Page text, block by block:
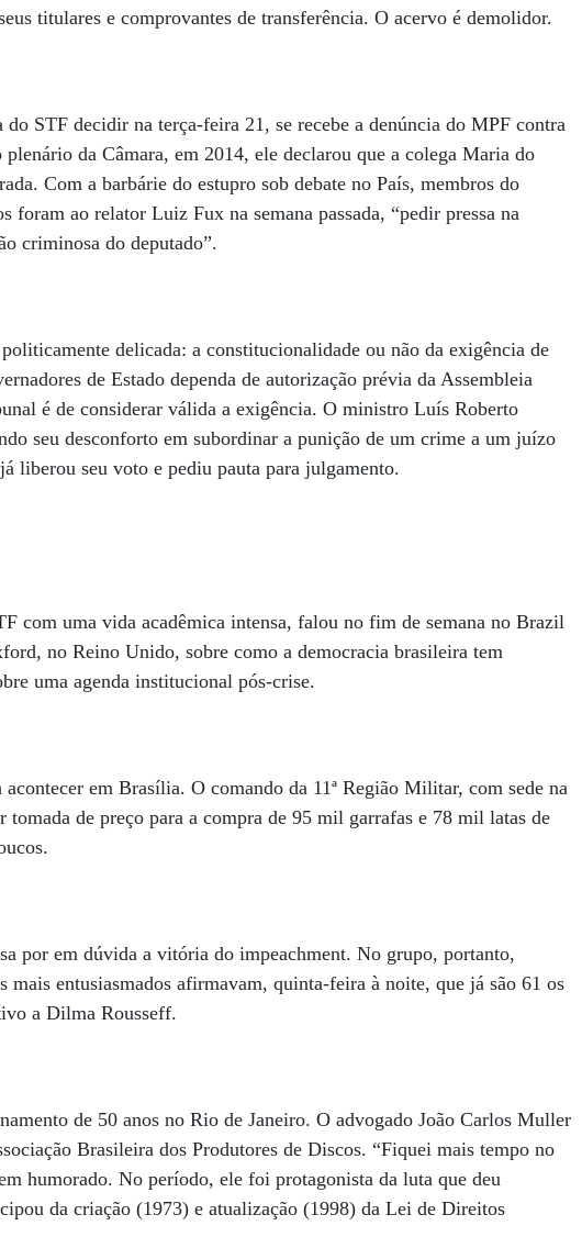
titulares e comprovantes de transferência. O acervo é demolidor.
STF decidir na terça-feira 21, se recebe a denúncia do MPF contra
da Câmara, em 2014, ele declarou que a colega Maria do
Com a barbárie do estupro sob debate no País, membros do
foram ao relator Luiz Fux na semana passada, “pedir pressa na
criminosa do deputado”.
delicada: a constitucionalidade ou não da exigência de
de Estado dependa de autorização prévia da Assembleia
é de considerar válida a exigência. O ministro Luís Roberto
seu desconforto em subordinar a punição de um crime a um juízo
liberou seu voto e pediu pauta para julgamento.
com uma vida acadêmica intensa, falou no fim de semana no Brazil
no Reino Unido, sobre como a democracia brasileira tem
uma agenda institucional pós-crise.
em Brasília. O comando da 11ª Região Militar, com sede na
tomada de preço para a compra de 95 mil garrafas e 78 mil latas de
por em dúvida a vitória do impeachment. No grupo, portanto,
mais entusiasmados afirmavam, quinta-feira à noite, que já são 61 os
a Dilma Rousseff.
de 50 anos no Rio de Janeiro. O advogado João Carlos Muller
Brasileira dos Produtores de Discos. “Fiquei mais tempo no
humorado. No período, ele foi protagonista da luta que deu
da criação (1973) e atualização (1998) da Lei de Direitos